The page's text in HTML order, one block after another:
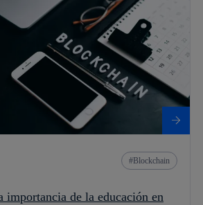
Blockchain
importancia de la educación en